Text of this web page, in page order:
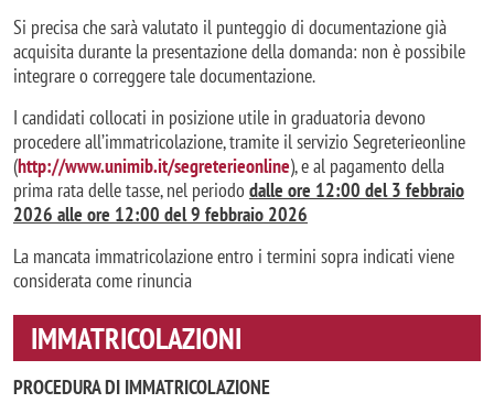
Si precisa che sarà valutato il punteggio di documentazione già
acquisita durante la presentazione della domanda: non è possibile
integrare o correggere tale documentazione.
I candidati collocati in posizione utile in graduatoria devono
procedere all’immatricolazione, tramite il servizio Segreterieonline
(http://www.unimib.it/segreterieonline), e al pagamento della
prima rata delle tasse, nel periodo dalle ore 12:00 del 3 febbraio
2026 alle ore 12:00 del 9 febbraio 2026
La mancata immatricolazione entro i termini sopra indicati viene
considerata come rinuncia
IMMATRICOLAZIONI
PROCEDURA DI IMMATRICOLAZIONE